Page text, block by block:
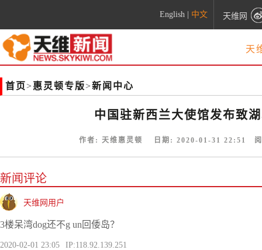
English 中文 天维网
天
首页>惠灵顿专版>新闻中心
中国驻新西兰大使馆发布致
作者: 天维惠灵顿 日期: 2020-01-31 22:51
新闻评论
天维网用户
3楼呆湾dog还不g un回倭岛？
2020-02-01 23:05 IP:118.92.139.251